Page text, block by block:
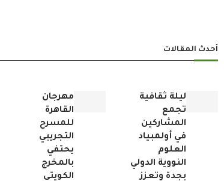
أحدث المقالات
ليلة ثقافية
تجمع
المشاركين
في أولمبياد
العلوم
النووية الدولي
بجدة وتعزز
مهرجان
القاهرة
للمسرح
التجريبي
يحتفي
بالمخرج
الكويتي